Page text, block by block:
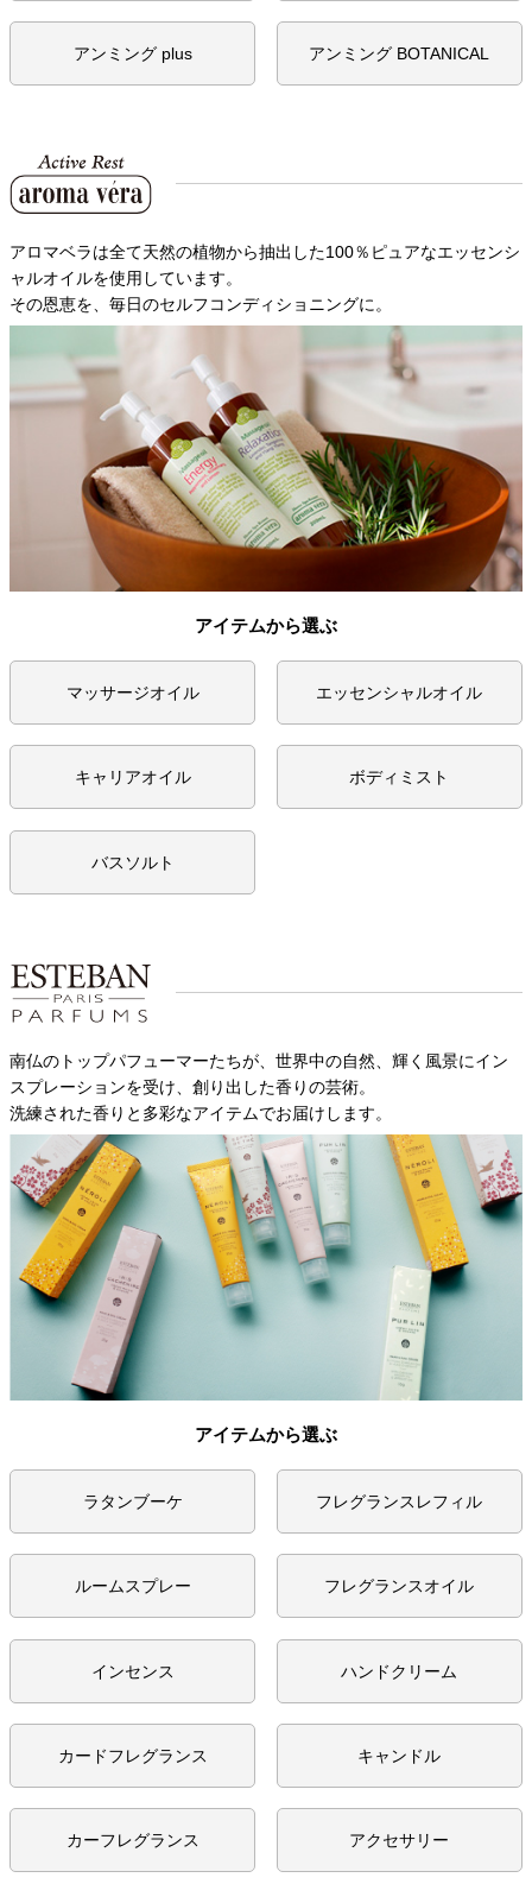
アンミング plus アンミング BOTANICAL
アロマベラは全て天然の植物から抽出した100％ピュアなエッセンシ
ャルオイルを使用しています。
その恩恵を、毎日のセルフコンディショニングに。
アイテムから選ぶ
マッサージオイル エッセンシャルオイル
キャリアオイル ボディミスト
バスソルト
南仏のトップパフューマーたちが、世界中の自然、輝く風景にイン
スプレーションを受け、創り出した香りの芸術。
洗練された香りと多彩なアイテムでお届けします。
アイテムから選ぶ
ラタンブーケ フレグランスレフィル
ルームスプレー フレグランスオイル
インセンス ハンドクリーム
カードフレグランス キャンドル
カーフレグランス アクセサリー